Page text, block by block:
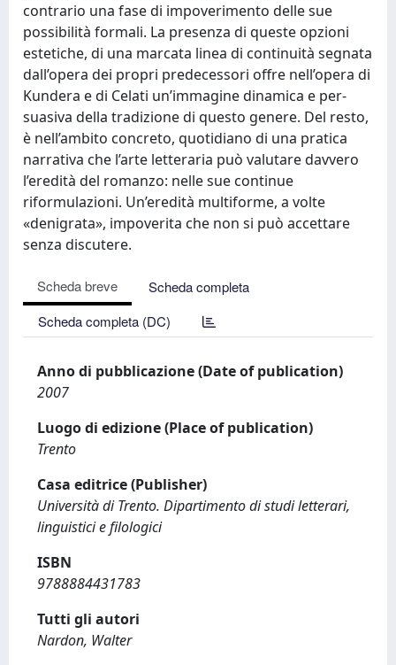
contrario una fase di impoverimento delle sue
possibilità formali. La presenza di queste opzioni
estetiche, di una marcata linea di continuità segnata
dall’opera dei propri predeces­sori offre nell’opera di
Kundera e di Celati un’immagine dinamica e per­
suasiva della tradizione di questo genere. Del resto,
è nell’ambito con­creto, quotidiano di una pratica
narrativa che l’arte letteraria può valu­tare davvero
l’eredità del romanzo: nelle sue continue
riformulazioni. Un’eredità multiforme, a volte
«denigrata», impoverita che non si può accettare
senza discutere. ​
Scheda breve
Scheda completa
Scheda completa (DC)
Anno di pubblicazione (Date of publication)
2007
Luogo di edizione (Place of publication)
Trento
Casa editrice (Publisher)
Università di Trento. Dipartimento di studi letterari,
linguistici e filologici
ISBN
9788884431783
Tutti gli autori
Nardon, Walter